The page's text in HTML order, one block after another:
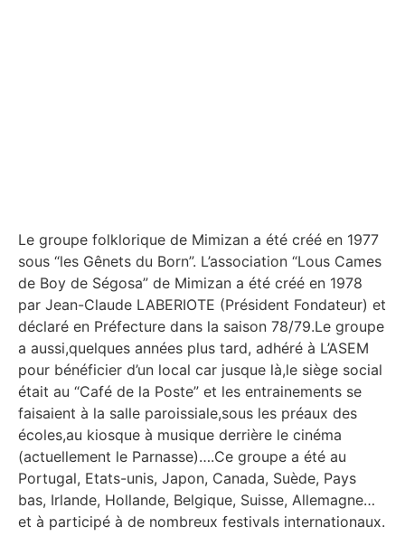
Le groupe folklorique de Mimizan a été créé en 1977
sous “les Gênets du Born”. L’association “Lous Cames
de Boy de Ségosa” de Mimizan a été créé en 1978
par Jean-Claude LABERIOTE (Président Fondateur) et
déclaré en Préfecture dans la saison 78/79.Le groupe
a aussi,quelques années plus tard, adhéré à L’ASEM
pour bénéficier d’un local car jusque là,le siège social
était au “Café de la Poste” et les entrainements se
faisaient à la salle paroissiale,sous les préaux des
écoles,au kiosque à musique derrière le cinéma
(actuellement le Parnasse)….Ce groupe a été au
Portugal, Etats-unis, Japon, Canada, Suède, Pays
bas, Irlande, Hollande, Belgique, Suisse, Allemagne…
et à participé à de nombreux festivals internationaux.